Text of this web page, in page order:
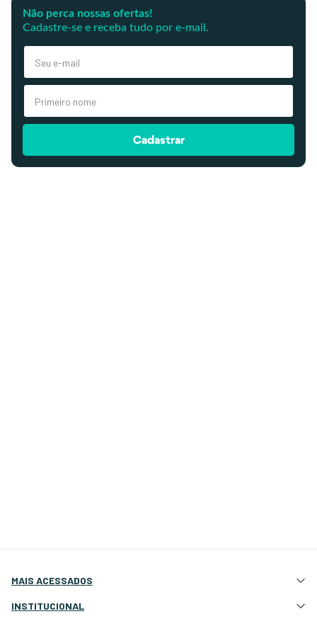
Não perca nossas ofertas!
Cadastre-se e receba tudo por e-mail.
Cadastrar
MAIS ACESSADOS
Atração e Ancoragem
INSTITUCIONAL